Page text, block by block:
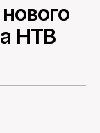
НТВ